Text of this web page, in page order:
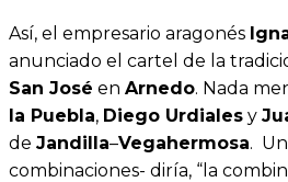
Así, el empresario aragonés
anunciado el cartel de la
San José en Arnedo. Nada
la Puebla, Diego Urdiales y
de Jandilla–Vegahermosa.
combinaciones- diría, “la